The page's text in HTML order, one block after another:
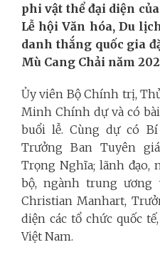
phi vật thể đại diện
Lễ hội Văn hóa, Du
danh thắng quốc gia
Mù Cang Chải năm
Ủy viên Bộ Chính trị,
Minh Chính dự và có
buổi lễ. Cùng dự có
Trưởng Ban Tuyên
Trọng Nghĩa; lãnh đạo,
bộ, ngành trung ương
Christian Manhart,
diện các tổ chức quốc
Việt Nam.